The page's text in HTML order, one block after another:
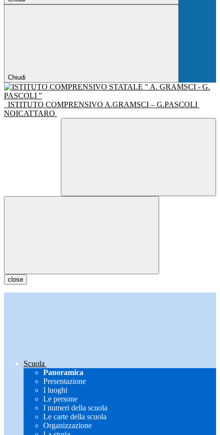
Chiudi
ISTITUTO COMPRENSIVO A.GRAMSCI – G.PASCOLI
NOICATTARO
close
Scuola
Panoramica
Presentazione
I luoghi
Le persone
I numeri della scuola
Le carte della scuola
Organizzazione